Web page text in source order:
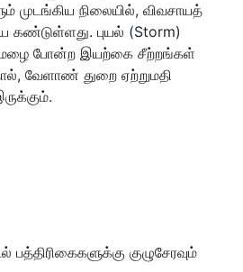
பத்திரிகைகளுக்கு குழுசேரவும்
முடங்கிய நிலையில், விவசாயத்
கண்டுள்ளது. புயல் (Storm)
மழை போன்ற இயற்கை சீற்றங்கள்
வேளாண் துறை ஏற்றுமதி